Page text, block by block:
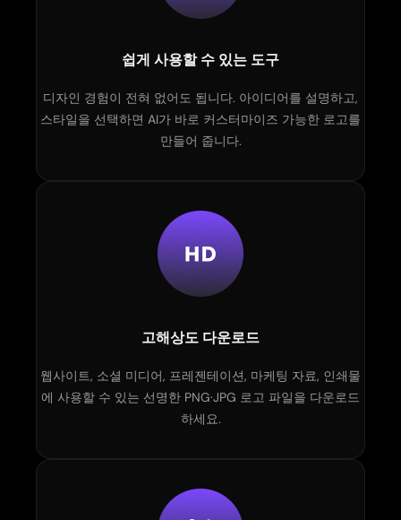
쉽게 사용할 수 있는 도구
디자인 경험이 전혀 없어도 됩니다. 아이디어를 설명하고,
스타일을 선택하면 AI가 바로 커스터마이즈 가능한 로고를
만들어 줍니다.
고해상도 다운로드
웹사이트, 소셜 미디어, 프레젠테이션, 마케팅 자료, 인쇄물
에 사용할 수 있는 선명한 PNG·JPG 로고 파일을 다운로드
하세요.